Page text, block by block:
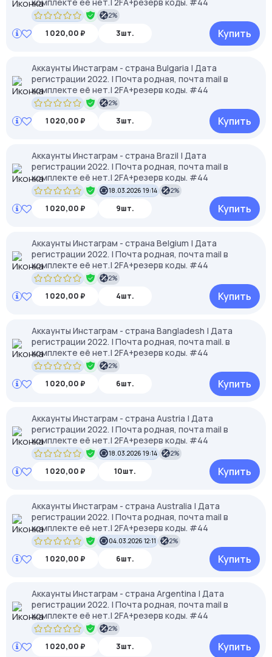
комплекте её нет.| 2FA+резерв коды. #44
2%
1 020,00 ₽ 3шт. Купить
Аккаунты Инстаграм - страна Bulgaria | Дата
регистрации 2022. | Почта родная, почта mail в
комплекте её нет.| 2FA+резерв коды. #44
2%
1 020,00 ₽ 3шт. Купить
Аккаунты Инстаграм - страна Brazil | Дата
регистрации 2022. | Почта родная, почта mail в
комплекте её нет.| 2FA+резерв коды. #44
18.03.2026 19:14 2%
1 020,00 ₽ 9шт. Купить
Аккаунты Инстаграм - страна Belgium | Дата
регистрации 2022. | Почта родная, почта mail в
комплекте её нет.| 2FA+резерв коды. #44
2%
1 020,00 ₽ 4шт. Купить
Аккаунты Инстаграм - страна Bangladesh | Дата
регистрации 2022. | Почта родная, почта mail. в
комплекте её нет.| 2FA+резерв коды. #44
2%
1 020,00 ₽ 6шт. Купить
Аккаунты Инстаграм - страна Austria | Дата
регистрации 2022. | Почта родная, почта mail в
комплекте её нет.| 2FA+резерв коды. #44
18.03.2026 19:14 2%
1 020,00 ₽ 10шт. Купить
Аккаунты Инстаграм - страна Australia | Дата
регистрации 2022. | Почта родная, почта mail в
комплекте её нет.| 2FA+резерв коды. #44
04.03.2026 12:11 2%
1 020,00 ₽ 6шт. Купить
Аккаунты Инстаграм - страна Argentina | Дата
регистрации 2022. | Почта родная, почта mail в
комплекте её нет.| 2FA+резерв коды. #44
2%
1 020,00 ₽ 3шт. Купить